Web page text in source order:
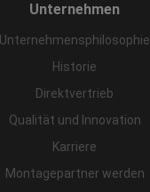
Unternehmen
Unternehmensphilosophie
Historie
Direktvertrieb
Qualität und Innovation
Karriere
Montagepartner werden